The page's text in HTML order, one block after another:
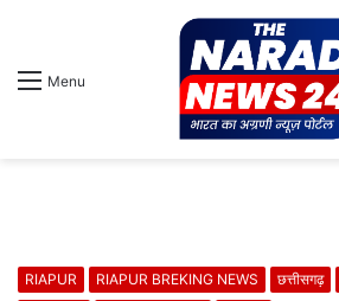
Menu
RIAPUR RIAPUR BREKING NEWS छत्तीसगढ़